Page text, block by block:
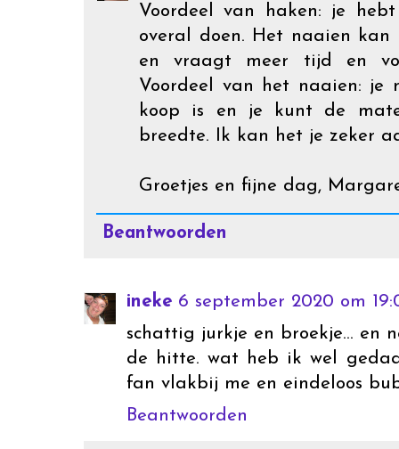
Voordeel van haken: je
overal doen. Het naaien
en vraagt meer tijd en
Voordeel van het naaien: je
koop is en je kunt de
breedte. Ik kan het je zeker
Groetjes en fijne dag,
Beantwoorden
ineke 6 september 2020 om
schattig jurkje en broekje... en
de hitte. wat heb ik wel
fan vlakbij me en eindeloos
Beantwoorden